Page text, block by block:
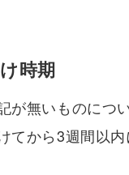
時期
が無いものにつ
てから3週間以内